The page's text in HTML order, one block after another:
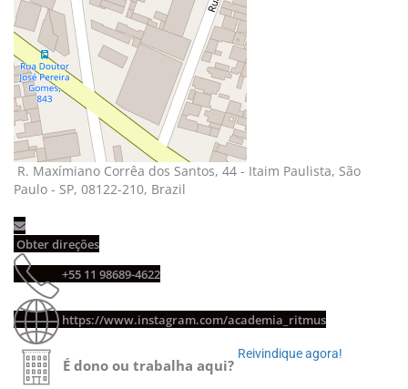
R. Maxímiano Corrêa dos Santos, 44 - Itaim Paulista, São
Paulo - SP, 08122-210, Brazil
Obter direções
+55 11 98689-4622
https://www.instagram.com/academia_ritmus
É dono ou trabalha aqui?
Reivindique agora!